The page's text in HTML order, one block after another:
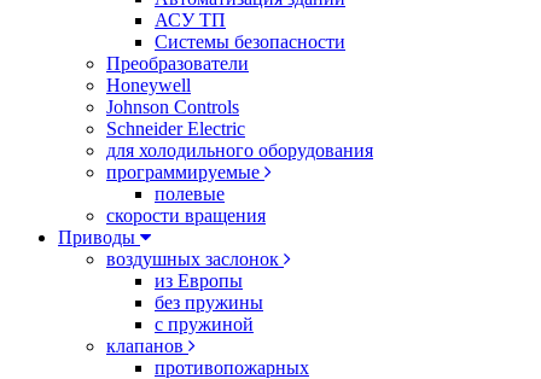
АСУ ТП
Системы безопасности
Преобразователи
Honeywell
Johnson Controls
Schneider Electric
для холодильного оборудования
программируемые
полевые
скорости вращения
Приводы
воздушных заслонок
из Европы
без пружины
с пружиной
клапанов
противопожарных